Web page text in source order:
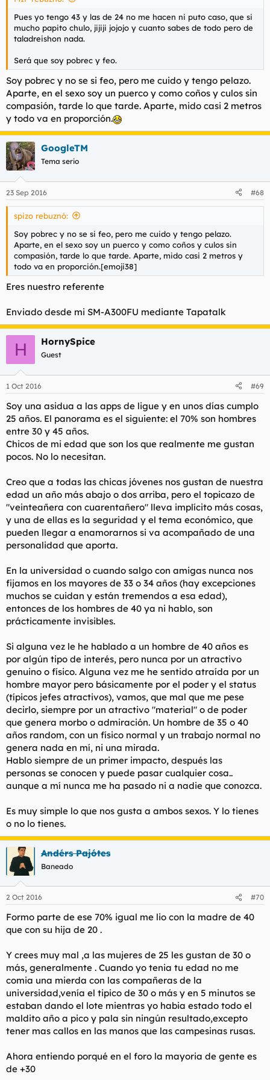
Pues yo tengo 43 y las de 24 no me hacen ni puto caso, que si
mucho papito chulo, jijiji jojojo y cuanto sabes de todo pero de
taladreishon nada.
Será que soy pobrec y feo.
Soy pobrec y no se si feo, pero me cuido y tengo pelazo.
Aparte, en el sexo soy un puerco y como coños y culos sin
compasión, tarde lo que tarde. Aparte, mido casi 2 metros
y todo va en proporción.
GoogleTM
Tema serio
23 Sep 2016 #68
spizo rebuznó:
Soy pobrec y no se si feo, pero me cuido y tengo pelazo.
Aparte, en el sexo soy un puerco y como coños y culos sin
compasión, tarde lo que tarde. Aparte, mido casi 2 metros y
todo va en proporción.[emoji38]
Eres nuestro referente
Enviado desde mi SM-A300FU mediante Tapatalk
H HornySpice
Guest
1 Oct 2016 #69
Soy una asidua a las apps de ligue y en unos días cumplo
25 años. El panorama es el siguiente: el 70% son hombres
entre 30 y 45 años.
Chicos de mi edad que son los que realmente me gustan
pocos. No lo necesitan.
Creo que a todas las chicas jóvenes nos gustan de nuestra
edad un año más abajo o dos arriba, pero el topicazo de
"veinteañera con cuarentañero" lleva implícito más cosas,
y una de ellas es la seguridad y el tema económico, que
pueden llegar a enamorarnos si va acompañado de una
personalidad que aporta.
En la universidad o cuando salgo con amigas nunca nos
fijamos en los mayores de 33 o 34 años (hay excepciones
muchos se cuidan y están tremendos a esa edad),
entonces de los hombres de 40 ya ni hablo, son
prácticamente invisibles.
Si alguna vez le he hablado a un hombre de 40 años es
por algún tipo de interés, pero nunca por un atractivo
genuino o físico. Alguna vez me he sentido atraída por un
hombre mayor pero básicamente por el poder y el status
(típicos jefes atractivos), vamos, que mal que me pese
decirlo, siempre por un atractivo "material" o de poder
que genera morbo o admiración. Un hombre de 35 o 40
años random, con un físico normal y un trabajo normal no
genera nada en mí, ni una mirada.
Hablo siempre de un primer impacto, después las
personas se conocen y puede pasar cualquier cosa..
aunque a mí nunca me ha pasado ni a nadie que conozca.
Es muy simple lo que nos gusta a ambos sexos. Y lo tienes
o no lo tienes.
Andérs Pajótes
Baneado
2 Oct 2016 #70
Formo parte de ese 70% igual me lio con la madre de 40
que con su hija de 20 .
Y crees muy mal ,a las mujeres de 25 les gustan de 30 o
más, generalmente . Cuando yo tenia tu edad no me
comia una mierda con las compañeras de la
universidad,venía el tipico de 30 o más y en 5 minutos se
estaban dando el lote mientras yo habia estado todo el
maldito año a pico y pala sin ningún resultado,excepto
tener mas callos en las manos que las campesinas rusas.
Ahora entiendo porqué en el foro la mayoria de gente es
de +30